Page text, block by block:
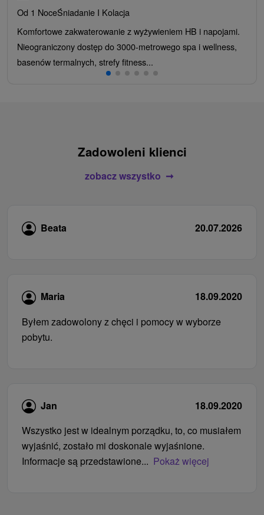
Od 1 NoceŚniadanie I Kolacja
Komfortowe zakwaterowanie z wyżywieniem HB i napojami.
Nieograniczony dostęp do 3000-metrowego spa i wellness,
basenów termalnych, strefy fitness...
Zadowoleni klienci
zobacz wszystko
Beata 20.07.2026
Maria
18.09.2020
Byłem zadowolony z chęci i pomocy w wyborze
pobytu.
Jan
18.09.2020
Wszystko jest w idealnym porządku, to, co musiałem
wyjaśnić, zostało mi doskonale wyjaśnione.
Informacje są przedstawione... Pokaż więcej